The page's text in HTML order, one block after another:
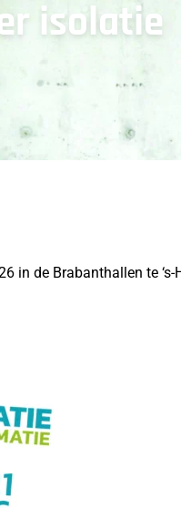
isolatie
in de Brabanthallen te ‘s-